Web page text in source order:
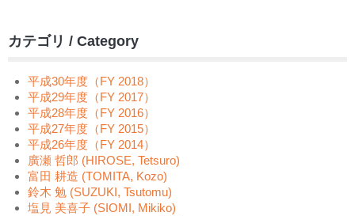
カテゴリ / Category
平成30年度（FY 2018）
平成29年度（FY 2017）
平成28年度（FY 2016）
平成27年度（FY 2015）
平成26年度（FY 2014）
廣瀬 哲郎 (HIROSE, Tetsuro)
富田 耕造 (TOMITA, Kozo)
鈴木 勉 (SUZUKI, Tsutomu)
塩見 美喜子 (SIOMI, Mikiko)